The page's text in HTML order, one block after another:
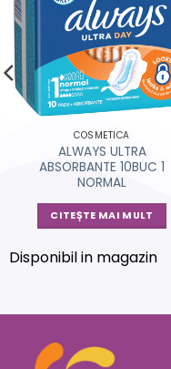
COSMETICA
ALWAYS ULTRA
ABSORBANTE 10BUC 1
NORMAL
CITEȘTE MAI MULT
Disponibil in magazin